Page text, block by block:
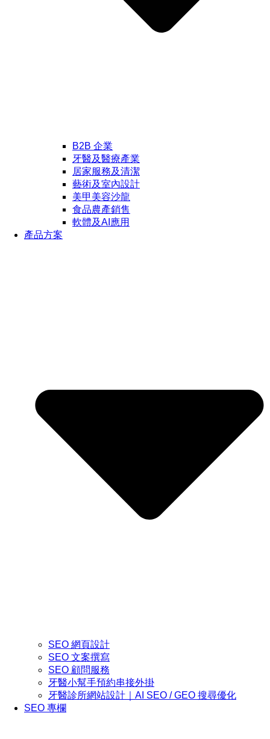
B2B 企業
牙醫及醫療產業
居家服務及清潔
藝術及室內設計
美甲美容沙龍
食品農產銷售
軟體及AI應用
產品方案
SEO 網頁設計
SEO 文案撰寫
SEO 顧問服務
牙醫小幫手預約串接外掛
牙醫診所網站設計｜AI SEO / GEO 搜尋優化
SEO 專欄